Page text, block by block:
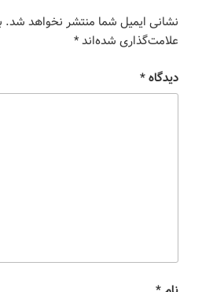
نشانی ایمیل شما منتشر نخواهد شد.
علامت‌گذاری شده‌اند*
دیدگاه*